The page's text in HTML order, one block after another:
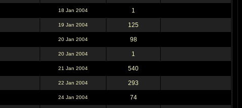
18 Jan 2004 1
19 Jan 2004 125
20 Jan 2004 98
20 Jan 2004 1
21 Jan 2004 540
22 Jan 2004 293
24 Jan 2004 74